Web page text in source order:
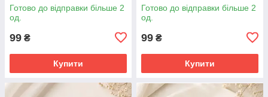
Готово до відправки більше 2
од.
99 ₴
Купити
Готово до відправки більше 2
од.
99 ₴
Купити